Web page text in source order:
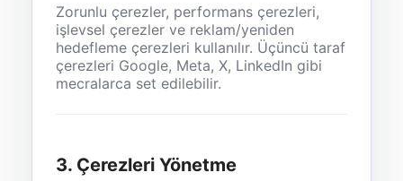
Zorunlu çerezler, performans çerezleri,
işlevsel çerezler ve reklam/yeniden
hedefleme çerezleri kullanılır. Üçüncü taraf
çerezleri Google, Meta, X, LinkedIn gibi
mecralarca set edilebilir.
3. Çerezleri Yönetme